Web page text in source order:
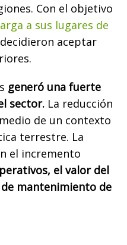
Con el objetivo
a sus lugares de
aceptar
generó una fuerte
sector. La reducción
de un contexto
terrestre. La
el incremento
el valor del
mantenimiento de